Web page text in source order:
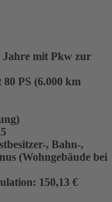
Jahre mit Pkw zur
PS (6.000 km
, Bahn-,
(Wohngebäude bei
: 150,13 €